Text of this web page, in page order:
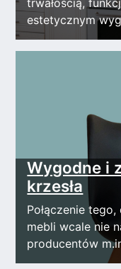
estetycznym
Wygodne i
krzesła
Połączenie
mebli wcale nie
producentów